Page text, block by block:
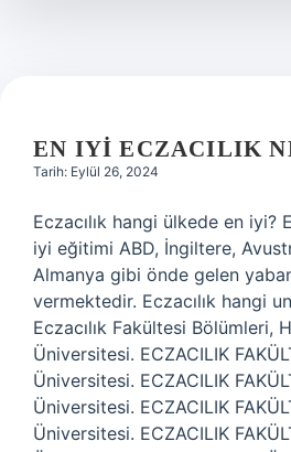
EN IYI ECZACILIK
Tarih: Eylül 26, 2024
Eczacılık hangi ülkede en iyi?
iyi eğitimi ABD, İngiltere,
Almanya gibi önde gelen
vermektedir. Eczacılık hangi
Eczacılık Fakültesi Bölümleri,
Üniversitesi. ECZACILIK
Üniversitesi. ECZACILIK
Üniversitesi. ECZACILIK
Üniversitesi. ECZACILIK